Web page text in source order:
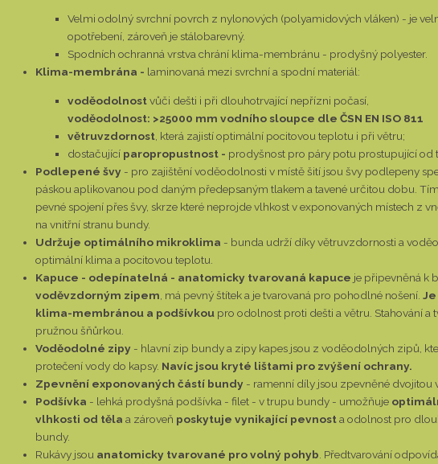
Velmi odolný svrchní povrch z nylonových (polyamidových vláken) - je
opotřebení, zároveň je stálobarevný.
Spodních ochranná vrstva chrání klima-membránu - prodyšný polyester.
Klima-membrána - laminovaná mezi svrchní a spodní materiál:
voděodolnostvůči dešti i při dlouhotrvající nepřízni počasí,
voděodolnost: >25000 mm vodního sloupce dle ČSN EN ISO 811
větruvzdornost , která zajistí optimální pocitovou teplotu i při větru;
dostačující paropropustnost - prodyšnost pro páry potu prostupující od
Podlepené švy - pro zajištění voděodolnosti v místě šití jsou švy podlepeny
páskou aplikovanou pod daným předepsaným tlakem a tavené určitou dobu.
pevné spojení přes švy, skrze které neprojde vlhkost v exponovaných místech z
na vnitřní stranu bundy.
Udržuje optimálního mikroklima - bunda udrží díky větruvzdornosti a
optimální klima a pocitovou teplotu.
Kapuce - odepínatelná - anatomicky tvarovaná kapuce je připevněná k
voděvzdorným zipem , má pevný štítek a je tvarovaná pro pohodlné nošení.
klima-membránou a podšívkou pro odolnost proti dešti a větru. Stahování a
pružnou šňůrkou.
Voděodolné zipy - hlavní zip bundy a zipy kapes jsou z voděodolných zipů,
protečení vody do kapsy. Navíc jsou kryté lištami pro zvýšení ochrany.
Zpevnění exponovaných částí bundy - ramenní díly jsou zpevněné dvojitou
Podšívka - lehká prodyšná podšívka - filet - v trupu bundy - umožňuje
vlhkosti od těla a zároveň poskytuje vynikající pevnosta odolnost pro
bundy.
Rukávy jsou anatomicky tvarované pro volný pohyb . Předtvarování